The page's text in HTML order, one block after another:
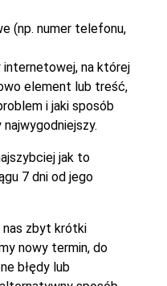
(np. numer telefonu,
internetowej, na której
element lub treść,
i jaki sposób
najwygodniejszy.
jak to
7 dni od jego
zbyt krótki
nowy termin, do
błędy lub